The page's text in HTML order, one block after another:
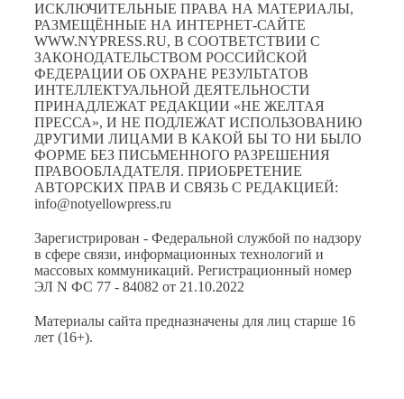
ИСКЛЮЧИТЕЛЬНЫЕ ПРАВА НА МАТЕРИАЛЫ,
РАЗМЕЩЁННЫЕ НА ИНТЕРНЕТ-САЙТЕ
WWW.NYPRESS.RU, В СООТВЕТСТВИИ С
ЗАКОНОДАТЕЛЬСТВОМ РОССИЙСКОЙ
ФЕДЕРАЦИИ ОБ ОХРАНЕ РЕЗУЛЬТАТОВ
ИНТЕЛЛЕКТУАЛЬНОЙ ДЕЯТЕЛЬНОСТИ
ПРИНАДЛЕЖАТ РЕДАКЦИИ «НЕ ЖЕЛТАЯ
ПРЕССА», И НЕ ПОДЛЕЖАТ ИСПОЛЬЗОВАНИЮ
ДРУГИМИ ЛИЦАМИ В КАКОЙ БЫ ТО НИ БЫЛО
ФОРМЕ БЕЗ ПИСЬМЕННОГО РАЗРЕШЕНИЯ
ПРАВООБЛАДАТЕЛЯ. ПРИОБРЕТЕНИЕ
АВТОРСКИХ ПРАВ И СВЯЗЬ С РЕДАКЦИЕЙ:
info@notyellowpress.ru
Зарегистрирован - Федеральной службой по надзору
в сфере связи, информационных технологий и
массовых коммуникаций. Регистрационный номер
ЭЛ N ФС 77 - 84082 от 21.10.2022
Материалы сайта предназначены для лиц старше 16
лет (16+).